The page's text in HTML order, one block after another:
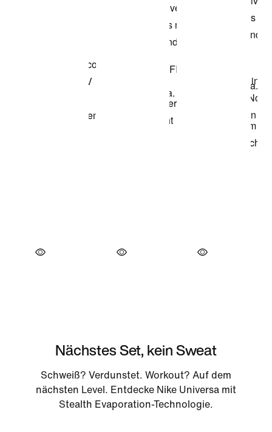
Nächstes Set, kein Sweat
Schweiß? Verdunstet. Workout? Auf dem
nächsten Level. Entdecke Nike Universa mit
Stealth Evaporation-Technologie.